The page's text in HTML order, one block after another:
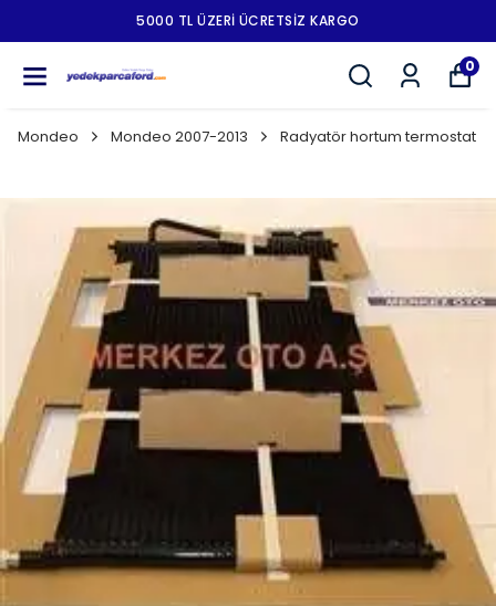
5000 TL ÜZERI ÜCRETSIZ KARGO
0
Mondeo Mondeo 2007-2013 Radyatör hortum termostat